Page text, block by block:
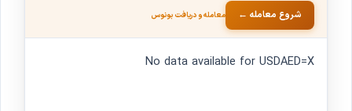
شروع معامله ←
معامله و دریافت بونوس
No data available for USDAED=X